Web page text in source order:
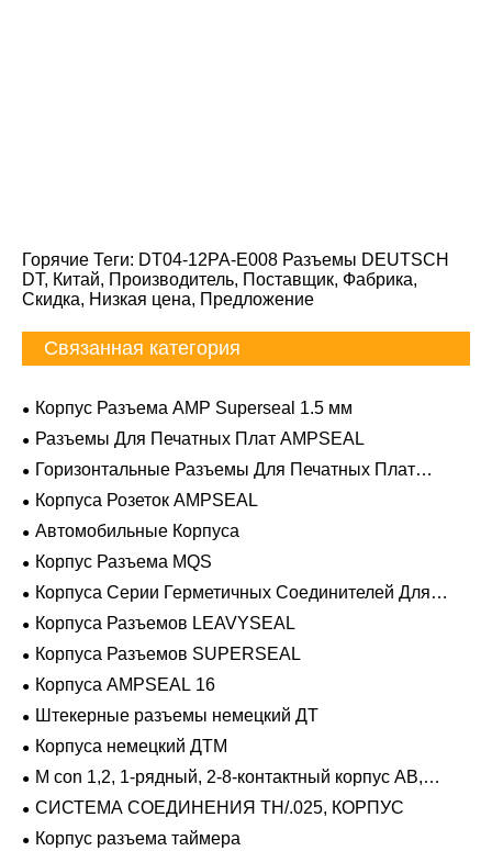
Горячие Теги: DT04-12PA-E008 Разъемы DEUTSCH
DT, Китай, Производитель, Поставщик, Фабрика,
Скидка, Низкая цена, Предложение
Связанная категория
Корпус Разъема AMP Superseal 1.5 мм
Разъемы Для Печатных Плат AMPSEAL
Горизонтальные Разъемы Для Печатных Плат
AMPSEAL
Корпуса Розеток AMPSEAL
Автомобильные Корпуса
Корпус Разъема MQS
Корпуса Серии Герметичных Соединителей Для
Тяжелых Условий Эксплуатации
Корпуса Разъемов LEAVYSEAL
Корпуса Разъемов SUPERSEAL
Корпуса AMPSEAL 16
Штекерные разъемы немецкий ДТ
Корпуса немецкий ДТМ
M con 1,2, 1-рядный, 2-8-контактный корпус AB,
герметичный
СИСТЕМА СОЕДИНЕНИЯ TH/.025, КОРПУС
Корпус разъема таймера